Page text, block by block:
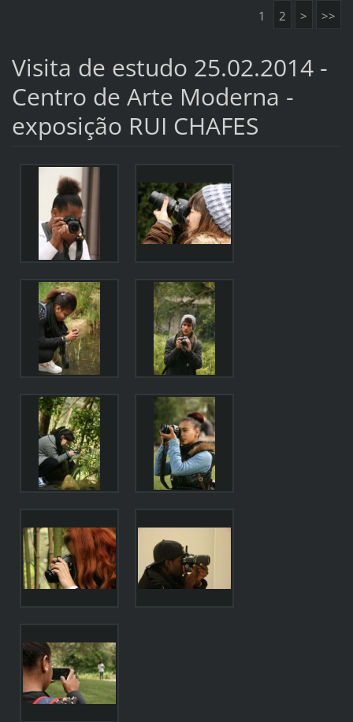
1 2 > >>
Visita de estudo 25.02.2014 -
Centro de Arte Moderna -
exposição RUI CHAFES